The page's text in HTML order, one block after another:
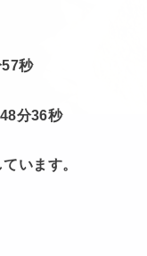
秒
分36秒
います。